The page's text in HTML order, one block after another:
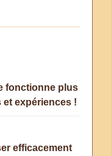
fonctionne plus
et expériences !
efficacement